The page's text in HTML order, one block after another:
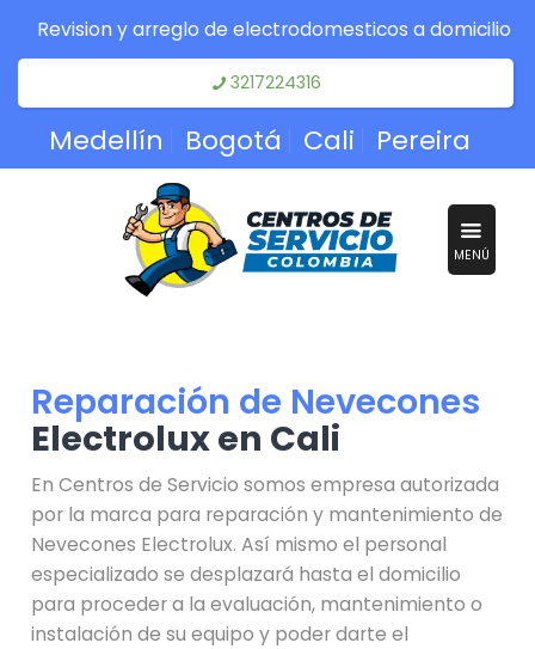
Revision y arreglo de electrodomesticos a domicilio
3217224316
Medellín Bogotá Cali Pereira
MENÚ
Reparación de Nevecones
Electrolux en Cali
En Centros de Servicio somos empresa autorizada
por la marca para reparación y mantenimiento de
Nevecones Electrolux. Así mismo el personal
especializado se desplazará hasta el domicilio
para proceder a la evaluación, mantenimiento o
instalación de su equipo y poder darte el